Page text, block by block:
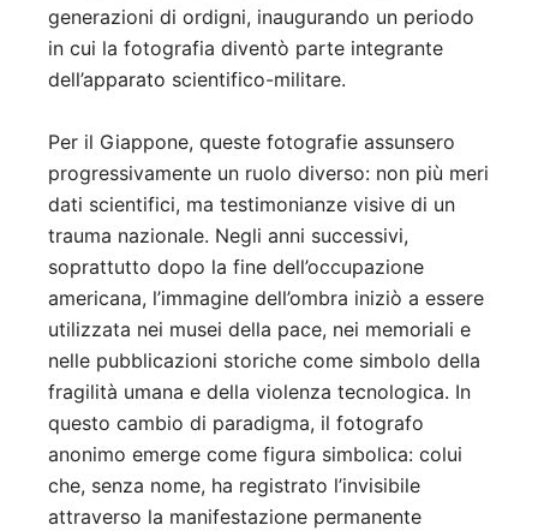
generazioni di ordigni, inaugurando un periodo
in cui la fotografia diventò parte integrante
dell’apparato scientifico-militare.
Per il Giappone, queste fotografie assunsero
progressivamente un ruolo diverso: non più meri
dati scientifici, ma testimonianze visive di un
trauma nazionale. Negli anni successivi,
soprattutto dopo la fine dell’occupazione
americana, l’immagine dell’ombra iniziò a essere
utilizzata nei musei della pace, nei memoriali e
nelle pubblicazioni storiche come simbolo della
fragilità umana e della violenza tecnologica. In
questo cambio di paradigma, il fotografo
anonimo emerge come figura simbolica: colui
che, senza nome, ha registrato l’invisibile
attraverso la manifestazione permanente